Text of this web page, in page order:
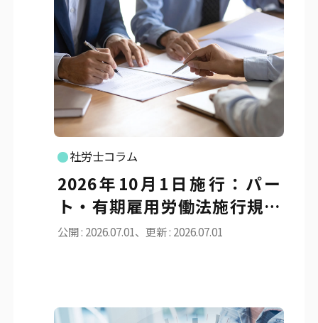
社労士コラム
2026年10月1日施行：パー
ト・有期雇用労働法施行規則
等の改正と同一労働同一賃金
公開 : 2026.07.01、更新 : 2026.07.01